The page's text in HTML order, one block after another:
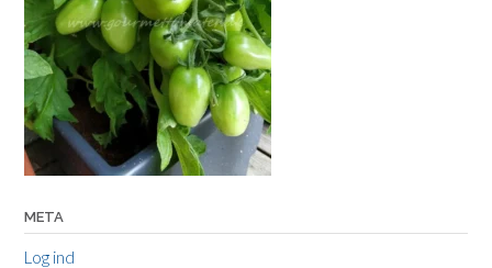
META
Log ind